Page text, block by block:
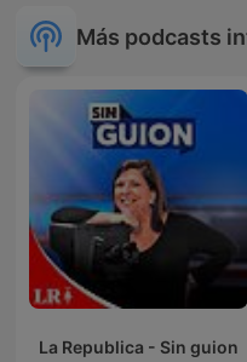
Más podcasts
La Republica - Sin guion